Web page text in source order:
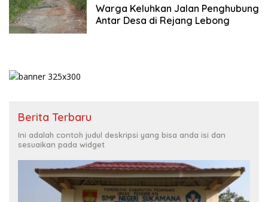
7 Januari 2025
Warga Keluhkan Jalan Penghubung
Antar Desa di Rejang Lebong
Berita Terbaru
Ini adalah contoh judul deskripsi yang bisa anda isi dan
sesuaikan pada widget